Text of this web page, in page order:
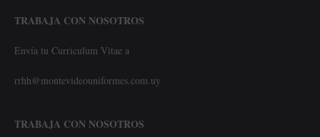
TRABAJA CON NOSOTROS
Envía tu Curriculum Vitae a
rrhh@montevideouniformes.com.uy
TRABAJA CON NOSOTROS